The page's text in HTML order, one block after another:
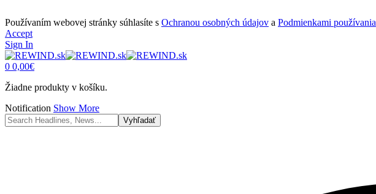
Používaním webovej stránky súhlasíte s Ochranou osobných údajov a Podmienkami používania
Accept
Sign In
0 0,00€
Žiadne produkty v košíku.
Notification Show More